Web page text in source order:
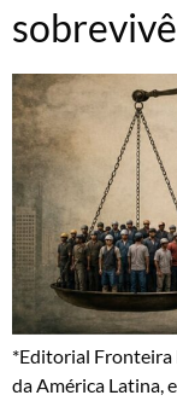
*Editorial Fronteira
da América Latina,